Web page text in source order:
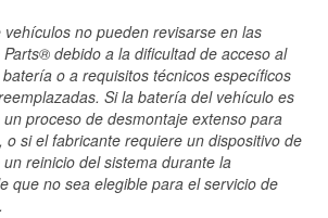
no pueden revisarse en las
debido a la dificultad de acceso al
o a requisitos técnicos específicos
Si la batería del vehículo es
proceso de desmontaje extenso para
o si el fabricante requiere un dispositivo de
reinicio del sistema durante la
que no sea elegible para el servicio de